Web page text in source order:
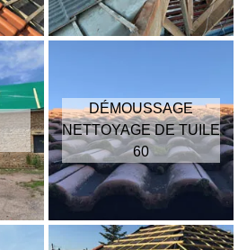
DÉMOUSSAGE
NETTOYAGE DE TUILE
60